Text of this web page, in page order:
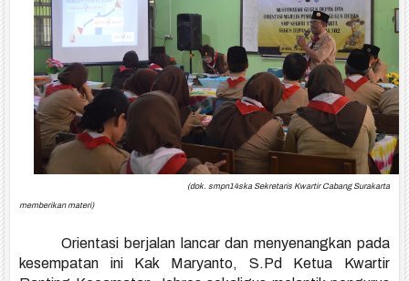
(dok. smpn14ska Sekretaris Kwartir Cabang Surakarta
memberikan materi)
Orientasi berjalan lancar dan menyenangkan pada
kesempatan ini Kak Maryanto, S.Pd Ketua Kwartir